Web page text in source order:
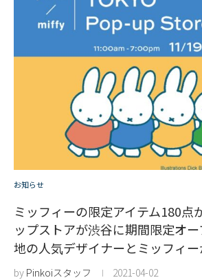
お知らせ
ミッフィーの限定アイテム180点
ップストアが渋谷に期間限定オ
地の人気デザイナーとミッフィ
by Pinkoiスタッフ 2021-04-02